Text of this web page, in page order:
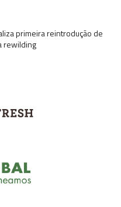
primeira reintrodução de
rewilding